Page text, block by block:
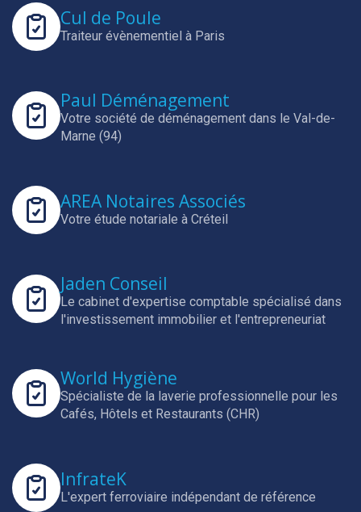
Cul de Poule
Traiteur évènementiel à Paris
Paul Déménagement
Votre société de déménagement dans le Val-de-
Marne (94)
AREA Notaires Associés
Votre étude notariale à Créteil
Jaden Conseil
Le cabinet d'expertise comptable spécialisé dans
l'investissement immobilier et l'entrepreneuriat
World Hygiène
Spécialiste de la laverie professionnelle pour les
Cafés, Hôtels et Restaurants (CHR)
InfrateK
L'expert ferroviaire indépendant de référence